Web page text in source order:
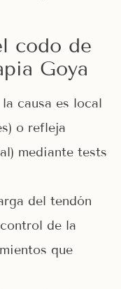
codo de
Goya
causa es local
o refleja
mediante tests
del tendón
de la
que